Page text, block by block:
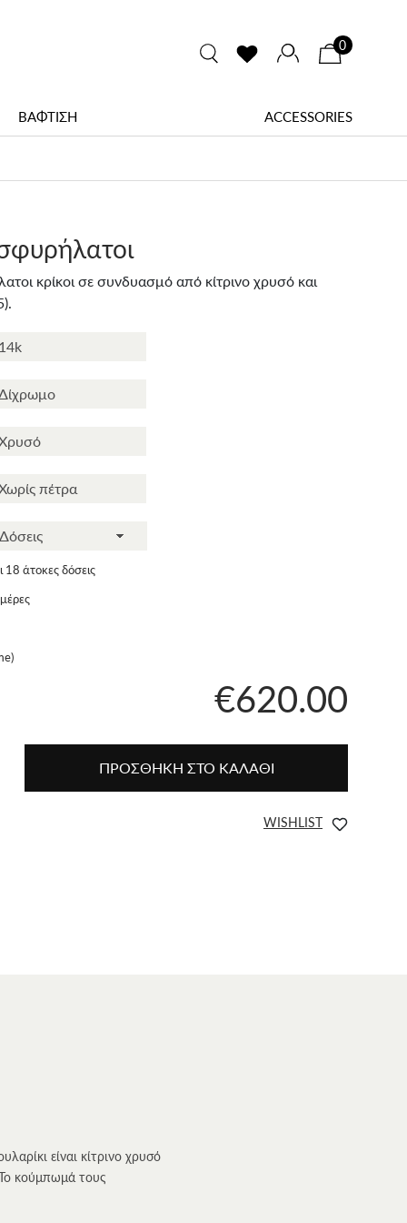
0
ΒΑΦΤΙΣΗ ACCESSORIES
κρίκοι σε συνδυασμό από κίτρινο χρυσό και
άτοκες δόσεις
€620.00
ΠΡΟΣΘΗΚΗ ΣΤΟ ΚΑΛΑΘΙ
WISHLIST
είναι κίτρινο χρυσό
κούμπωμά τους